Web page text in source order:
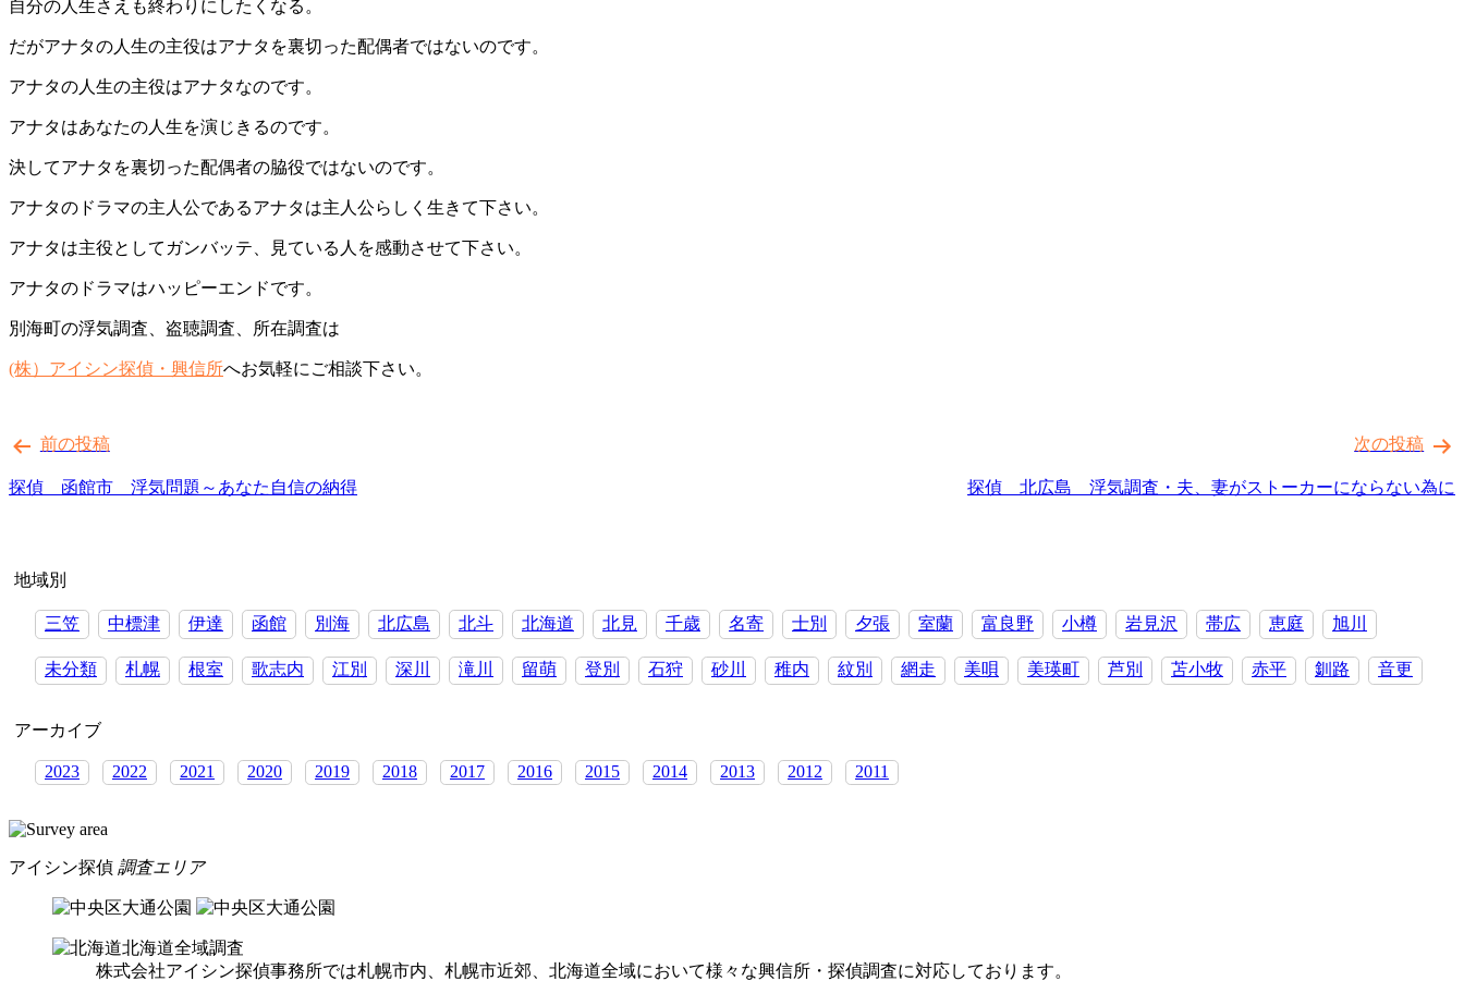
自分の人生さえも終わりにしたくなる。
だがアナタの人生の主役はアナタを裏切った配偶者ではないのです。
アナタの人生の主役はアナタなのです。
アナタはあなたの人生を演じきるのです。
決してアナタを裏切った配偶者の脇役ではないのです。
アナタのドラマの主人公であるアナタは主人公らしく生きて下さい。
アナタは主役としてガンバッテ、見ている人を感動させて下さい。
アナタのドラマはハッピーエンドです。
別海町の浮気調査、盗聴調査、所在調査は
(株）アイシン探偵・興信所へお気軽にご相談下さい。
稿
ナ
ー
前の投稿
探偵 函館市 浮気問題～あなた自信の納得
次の投稿
探偵 北広島 浮気調査・夫、妻がストーカーにならない為に
地域別
三笠 中標津 伊達 函館 別海 北広島 北斗 北海道 北見 千歳 名寄 士別 夕張 室蘭 富良野 小樽 岩見沢 帯広 恵庭 旭川
未分類 札幌 根室 歌志内 江別 深川 滝川 留萌 登別 石狩 砂川 稚内 紋別 網走 美唄 美瑛町 芦別 苫小牧 赤平 釧路 音更
アーカイブ
2023 2022 2021 2020 2019 2018 2017 2016 2015 2014 2013 2012 2011
アイシン探偵 調査エリア
北海道全域調査
株式会社アイシン探偵事務所では札幌市内、札幌市近郊、北海道全域において様々な興信所・探偵調査に対応しております。